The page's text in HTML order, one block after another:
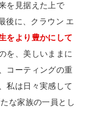
を見据えた上で
後に、クラウン エ
生をより豊かにして
を、美しいままに
コーティングの重
私は日々実感して
な家族の一員とし